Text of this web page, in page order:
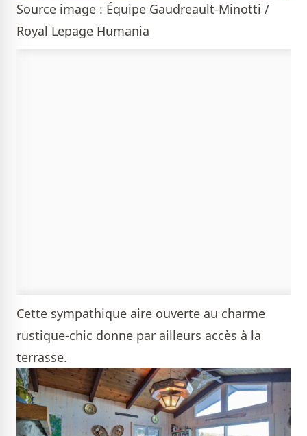
Source image : Équipe Gaudreault-Minotti /
Royal Lepage Humania
Cette sympathique aire ouverte au charme
rustique-chic donne par ailleurs accès à la
terrasse.